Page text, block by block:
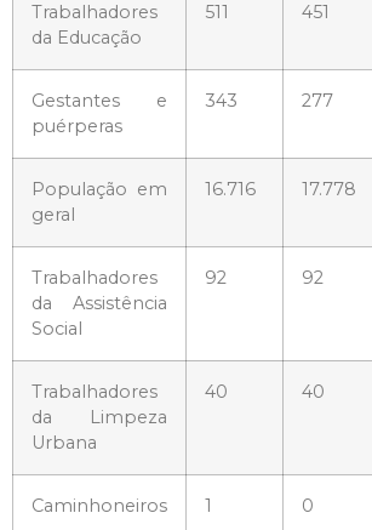
Trabalhadores
da Educação
511 451
Gestantes e
puérperas
343 277
População em
geral
16.716 17.778
Trabalhadores
da Assistência
Social
92 92
Trabalhadores
da Limpeza
Urbana
40 40
Caminhoneiros 1 0